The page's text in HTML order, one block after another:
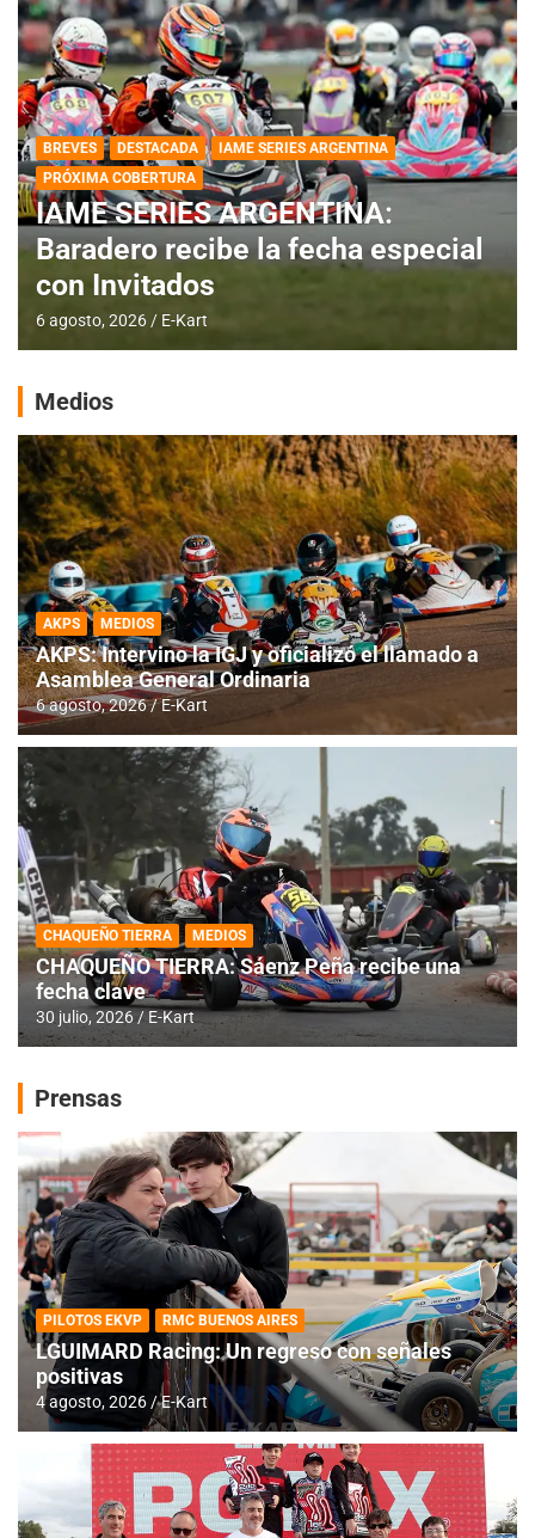
BREVES DESTACADA
IAME SERIES ARGENTINA
PRÓXIMA COBERTURA
IAME SERIES ARGENTINA:
Baradero recibe la fecha especial
con Invitados
6 agosto, 2026 E-Kart
Medios
AKPS MEDIOS
AKPS: Intervino la IGJ y oficializó el llamado a
Asamblea General Ordinaria
6 agosto, 2026 E-Kart
CHAQUEÑO TIERRA MEDIOS
CHAQUEÑO TIERRA: Sáenz Peña recibe una
fecha clave
30 julio, 2026 E-Kart
Prensas
PILOTOS EKVP RMC BUENOS AIRES
LGUIMARD Racing: Un regreso con señales
positivas
4 agosto, 2026 E-Kart